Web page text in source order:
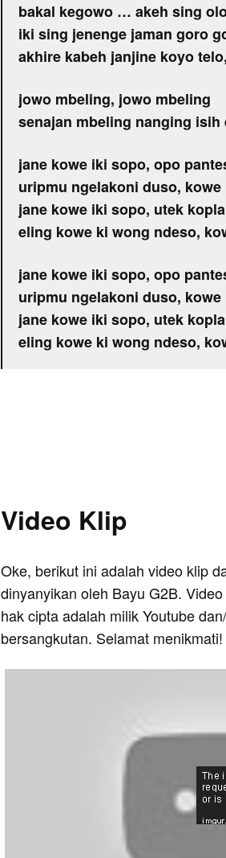
bakal kegowo … akeh sing
iki sing jenenge jaman goro
akhire kabeh janjine koyo
jowo mbeling, jowo mbeling
senajan mbeling nanging isih
jane kowe iki sopo, opo
uripmu ngelakoni duso,
jane kowe iki sopo, utek
eling kowe ki wong ndeso,
jane kowe iki sopo, opo
uripmu ngelakoni duso,
jane kowe iki sopo, utek
eling kowe ki wong ndeso,
Video Klip
Oke, berikut ini adalah video klip
dinyanyikan oleh Bayu G2B.
hak cipta adalah milik Youtube
bersangkutan. Selamat menikmati!